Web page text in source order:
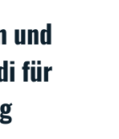
und
für